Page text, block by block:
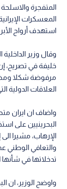
المتفجرة والاسلحة
المعسكرات
استهدف أرواح
وقال وزير الداخلية
خليفة في تصريح، إن
مرفوضة شكلا
العلاقات الدولية
واضاف ان ايران
البحرينيين على
الإرهاب، مشيرا
والتعافي الوطني
تدخلاتها في شأنها
واوضح الوزير، ان